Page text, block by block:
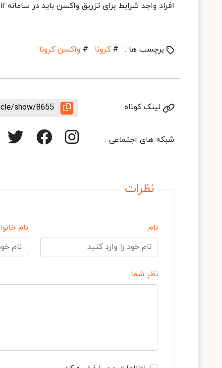
افراد واجد شرایط برای تزریق واکسن باید در سامانه salamat.gov.ir ثبت نام کنند.
برچسب ها : # کرونا # واکسن کرونا
لینک کوتاه : show/8655
شبکه های اجتماعی :
نظرات
نام نام
نظر شما